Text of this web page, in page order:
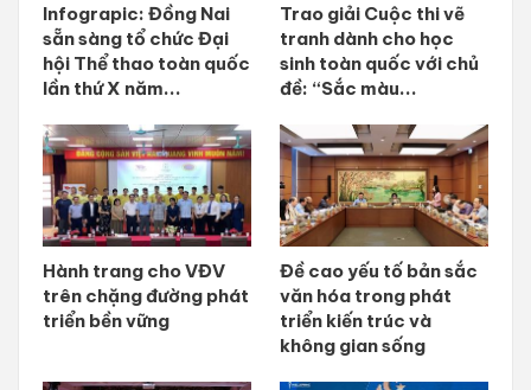
Infograpic: Đồng Nai
sẵn sàng tổ chức Đại
hội Thể thao toàn quốc
lần thứ X năm...
Trao giải Cuộc thi vẽ
tranh dành cho học
sinh toàn quốc với chủ
đề: “Sắc màu...
Hành trang cho VĐV
trên chặng đường phát
triển bền vững
Đề cao yếu tố bản sắc
văn hóa trong phát
triển kiến trúc và
không gian sống